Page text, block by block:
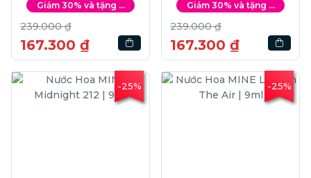
Minimizing | 15ml
Giảm 30% và tặng ...
239.000 ₫
167.300 ₫
Minimizing | 15ml
Giảm 30% và tặng ...
239.000 ₫
167.300 ₫
-25% -25%